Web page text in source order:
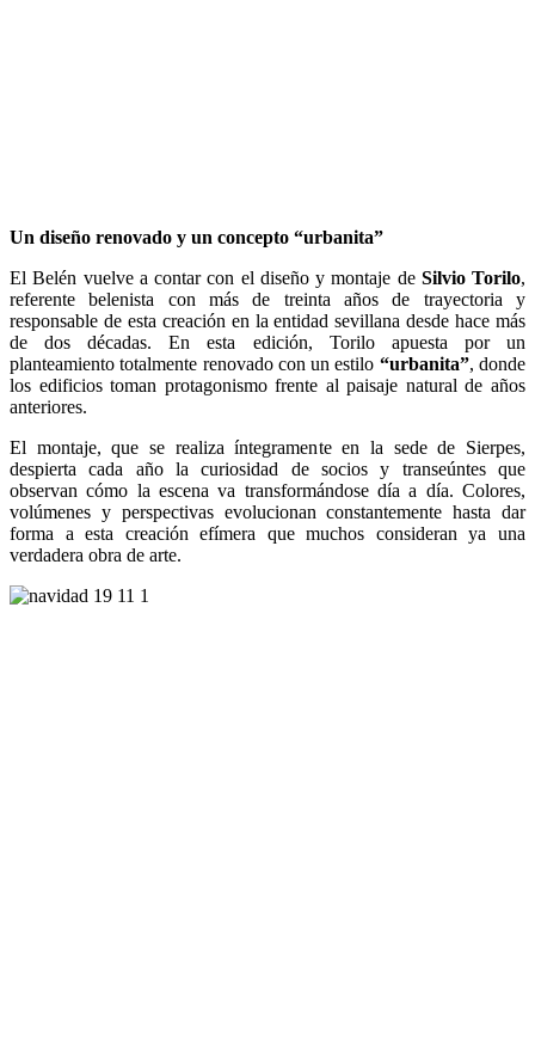
Un diseño renovado y un concepto “urbanita”
El Belén vuelve a contar con el diseño y montaje de Silvio Torilo,
referente belenista con más de treinta años de trayectoria y
responsable de esta creación en la entidad sevillana desde hace más
de dos décadas. En esta edición, Torilo apuesta por un
planteamiento totalmente renovado con un estilo “urbanita”, donde
los edificios toman protagonismo frente al paisaje natural de años
anteriores.
El montaje, que se realiza íntegramente en la sede de Sierpes,
despierta cada año la curiosidad de socios y transeúntes que
observan cómo la escena va transformándose día a día. Colores,
volúmenes y perspectivas evolucionan constantemente hasta dar
forma a esta creación efímera que muchos consideran ya una
verdadera obra de arte.